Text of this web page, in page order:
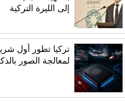
إلى الليرة التركية
تركيا تطور أول
لمعالجة الصور